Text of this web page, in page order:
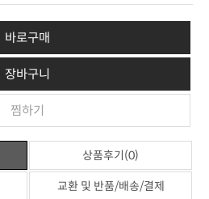
바로구매
장바구니
찜하기
상품후기(0)
교환 및 반품/배송/결제